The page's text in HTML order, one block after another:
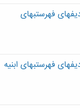
فهرستبهای
فهرستبهای ابنیه